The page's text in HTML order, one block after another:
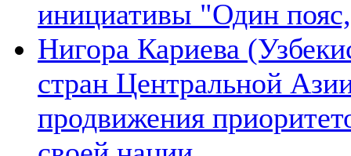
инициативы "Один
Нигора Кариева
стран Центральной
продвижения